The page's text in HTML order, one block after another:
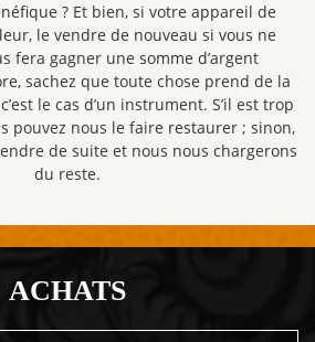
? Et bien, si votre appareil de
le vendre de nouveau si vous ne
fera gagner une somme d’argent
sachez que toute chose prend de la
le cas d’un instrument. S’il est trop
pouvez nous le faire restaurer ; sinon,
de suite et nous nous chargerons
du reste.
ACHATS